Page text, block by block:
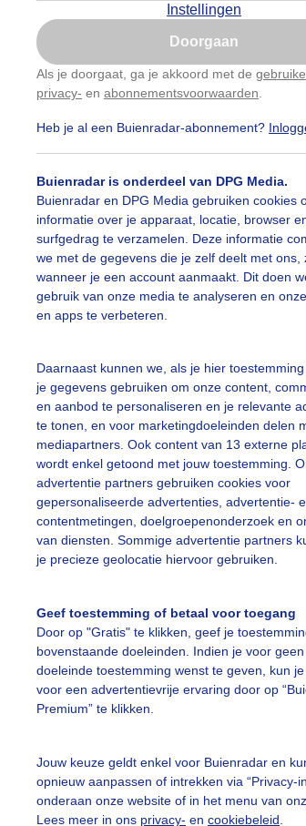
Instellingen
Doorgaan
Als je doorgaat, ga je akkoord met de
privacy- en abonnementsvoorwaarden
Heb je al een Buienradar-abonnement?
Buienradar is onderdeel van DPG Media.
Buienradar en DPG Media gebruiken cookies
informatie over je apparaat, locatie, browser
surfgedrag te verzamelen. Deze informatie
we met de gegevens die je zelf deelt met ons,
wanneer je een account aanmaakt. Dit doen
gebruik van onze media te analyseren en
en apps te verbeteren.
Daarnaast kunnen we, als je hier
je gegevens gebruiken om onze content,
en aanbod te personaliseren en je relevante
te tonen, en voor marketingdoeleinden delen
mediapartners. Ook content van 13 externe
wordt enkel getoond met jouw toestemming.
advertentie partners gebruiken cookies voor
gepersonaliseerde advertenties, advertentie-
contentmetingen, doelgroepenonderzoek en
van diensten. Sommige advertentie partners
je precieze geolocatie hiervoor gebruiken.
Geef toestemming of betaal voor toegang
Door op "Gratis" te klikken, geef je
bovenstaande doeleinden. Indien je voor
doeleinde toestemming wenst te geven, kun
voor een advertentievrije ervaring door op
Premium” te klikken.
Jouw keuze geldt enkel voor Buienradar en
opnieuw aanpassen of intrekken via “Privacy-
onderaan onze website of in het menu van
Lees meer in ons privacy- en cookiebeleid
ben Saanen Gemaakt: 16-06-2026, 15x bekeken
slideshow
vragen
Team
De Bilt
Is goed, toon de popup
Nu niet, misschien later
Gebruik je Safari en wil je niet elke dag
Klikhierom dit aan te passen